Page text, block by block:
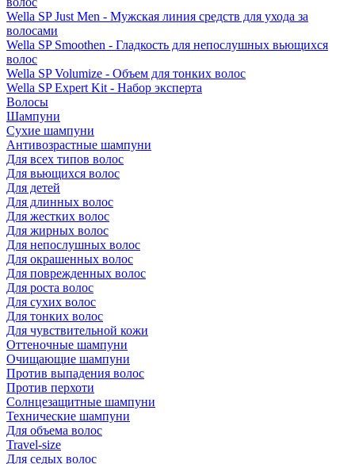
Wella SP Just Men - Мужская линия средств для ухода за
волосами
Wella SP Smoothen - Гладкость для непослушных вьющихся
волос
Wella SP Volumize - Объем для тонких волос
Wella SP Expert Kit - Набор эксперта
Волосы
Шампуни
Сухие шампуни
Антивозрастные шампуни
Для всех типов волос
Для вьющихся волос
Для детей
Для длинных волос
Для жестких волос
Для жирных волос
Для непослушных волос
Для окрашенных волос
Для поврежденных волос
Для роста волос
Для сухих волос
Для тонких волос
Для чувствительной кожи
Оттеночные шампуни
Очищающие шампуни
Против выпадения волос
Против перхоти
Солнцезащитные шампуни
Технические шампуни
Для объема волос
Travel-size
Для седых волос